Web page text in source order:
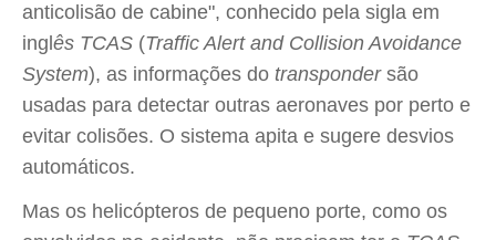
anticolisão de cabine", conhecido pela sigla em
ingl ês TCAS (Traffic Alert and Collision Avoidance
System), as informações do transponder são
usadas para detectar outras aeronaves por perto e
evitar colisões. O sistema apita e sugere desvios
automáticos.
Mas os helicópteros de pequeno porte, como os